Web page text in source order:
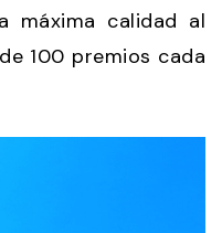
máxima calidad al
100 premios cada